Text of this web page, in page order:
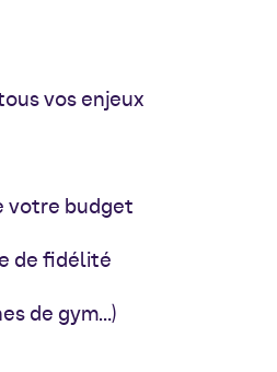
vos enjeux
votre budget
de fidélité
de gym…)